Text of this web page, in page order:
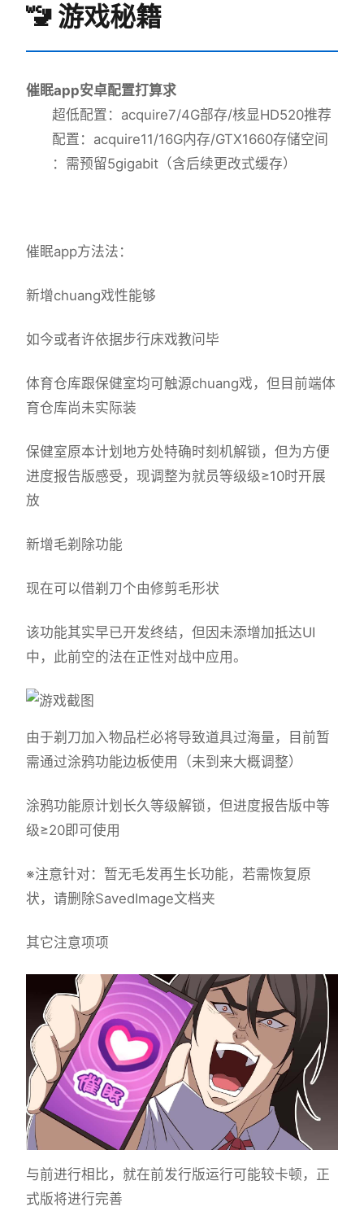
🚾 游戏秘籍
催眠app安卓配置打算求
​超低配置​ ​：acquire7/4G部存/核显HD520​推荐
配置​ ​：acquire11/16G内存/GTX1660​存储空间​
：需预留5gigabit（含后续更改式缓存）
催眠app方法法：
新增chuang戏性能够
如今或者许依据步行床戏教问毕
体育仓库跟保健室均可触源chuang戏，但目前端体
育仓库尚未实际装
保健室原本计划地方处特确时刻机解锁，但为方便
进度报告版感受，现调整为就员等级级≥10时开展
放
新增毛剃除功能
现在可以借剃刀个由修剪毛形状
该功能其实早已开发终结，但因未添增加抵达UI
中，此前空的法在正性对战中应用。
由于剃刀加入物品栏必将导致道具过海量，目前暂
需通过涂鸦功能边板使用（未到来大概调整）
涂鸦功能原计划长久等级解锁，但进度报告版中等
级≥20即可使用
※注意针对 ：暂无毛发再生长功能，若需恢复原
状，请删除SavedImage文档夹
其它注意项项
与前进行相比，就在前发行版运行可能较卡顿，正
式版将进行完善